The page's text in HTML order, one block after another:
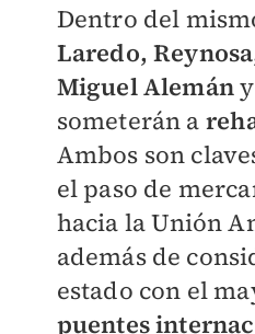
Dentro del
Laredo,
Miguel Alemány
someterán a
Ambos son
el paso de
hacia la Unión
además de
estado con el
puentes